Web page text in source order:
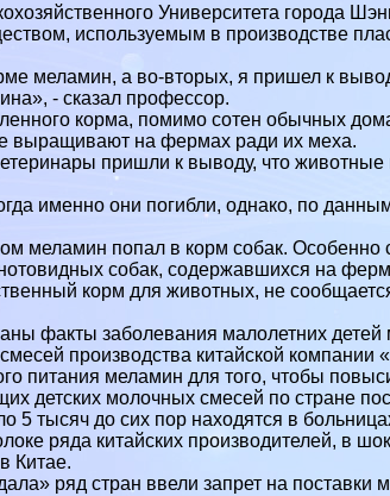
Университета города
используемым в производстве
меламин, а во-вторых, я пришел к
- сказал профессор.
корма, помимо сотен обычных
выращивают на фермах ради их меха.
пришли к выводу, что животные
именно они погибли, однако, по
меламин попал в корм собак. Особенно
собак, содержавшихся на
корм для животных, не
факты заболевания малолетних
производства китайской компании
питания меламин для того, чтобы
детских молочных смесей по стране
5 тысяч до сих пор находятся в
ряда китайских производителей, в
Китае.
ряд стран ввели запрет на поставки